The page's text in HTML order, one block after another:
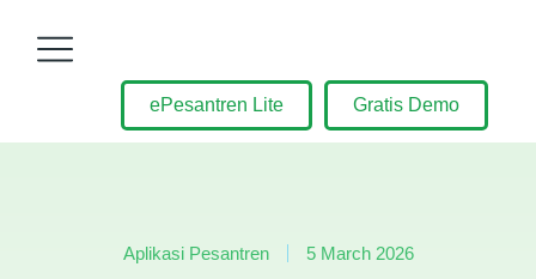
ePesantren Lite Gratis Demo
Aplikasi Pesantren 5 March 2026